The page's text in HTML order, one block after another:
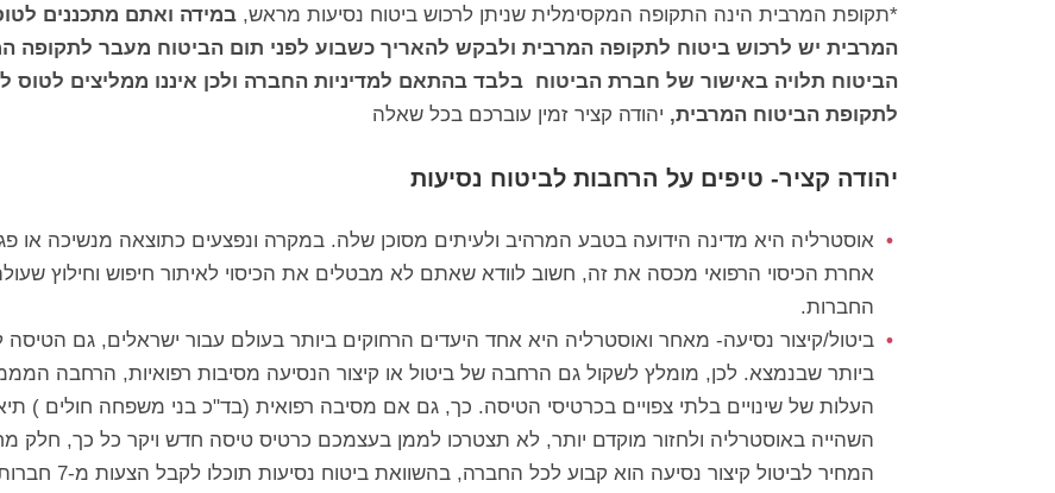
*תקופת המרבית הינה התקופה המקסימלית שניתן לרכוש ביטוח נסיעות מראש, במידה ואתם מתכננים
המרבית יש לרכוש ביטוח לתקופה המרבית ולבקש להאריך כשבוע לפני תום הביטוח מעבר לתקופה
הביטוח תלויה באישור של חברת הביטוח בלבד בהתאם למדיניות החברה ולכן איננו ממליצים לטוס
לתקופת הביטוח המרבית, יהודה קציר זמין עוברכם בכל שאלה
יהודה קציר- טיפים על הרחבות לביטוח נסיעות
אוסטרליה היא מדינה הידועה בטבע המרהיב ולעיתים מסוכן שלה. במקרה ונפצעים כתוצאה מנשיכה או
החברות.
ביטול/קיצור נסיעה- מאחר ואוסטרליה היא אחד היעדים הרחוקים ביותר בעולם עבור ישראלים, גם
ביותר שבנמצא. לכן, מומלץ לשקול גם הרחבה של ביטול או קיצור הנסיעה מסיבות רפואיות, הרחבה
העלות של שינויים בלתי צפויים בכרטיסי הטיסה. כך, גם אם מסיבה רפואית (בד"כ בני משפחה חולים )
השהייה באוסטרליה ולחזור מוקדם יותר, לא תצטרכו לממן בעצמכם כרטיס טיסה חדש ויקר כל כך, חלק
המחיר לביטול קיצור נסיעה הוא קבוע לכל החברה, בהשוואת ביטוח נסיעות תוכלו לקבל הצעות מ-7 חברות ביטוח שונות